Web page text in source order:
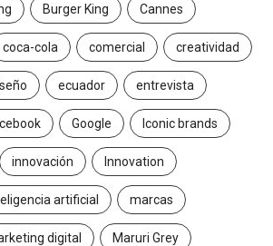
Burger King Cannes
coca-cola comercial creatividad
ecuador entrevista
Google Iconic brands
innovación Innovation
artificial marcas
digital Maruri Grey